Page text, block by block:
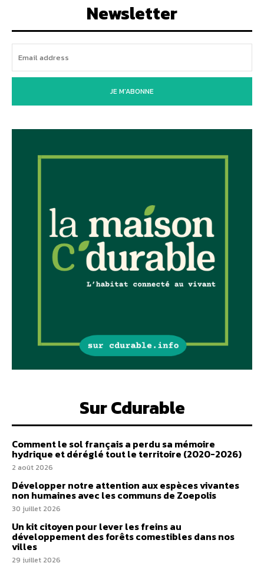
Newsletter
JE M'ABONNE
Sur Cdurable
Comment le sol français a perdu sa mémoire
hydrique et déréglé tout le territoire (2020-2026)
2 août 2026
Développer notre attention aux espèces vivantes
non humaines avec les communs de Zoepolis
30 juillet 2026
Un kit citoyen pour lever les freins au
développement des forêts comestibles dans nos
villes
29 juillet 2026